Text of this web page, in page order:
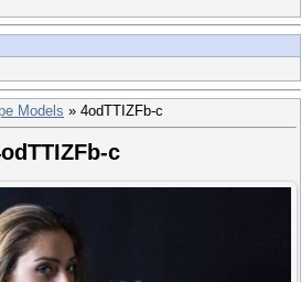
Models » 4odTTIZFb-c
c